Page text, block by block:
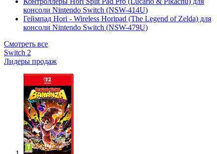
консоли Nintendo Switch (NSW-414U)
Геймпад Hori - Wireless Horipad (The Legend of Zelda) для
консоли Nintendo Switch (NSW-479U)
Смотреть все
Switch 2
Лидеры продаж